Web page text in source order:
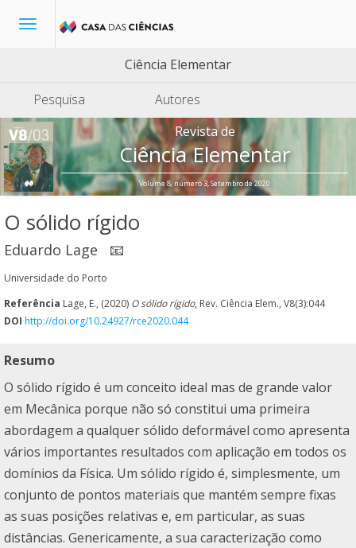
Toggle
Ciência Elementar
Pesquisa
Autores
Revista de
Ciência Elementar
Volume 8, número 3, Setembro de 2020
O sólido rígido
Eduardo Lage 📧
Universidade do Porto
Referência Lage, E., (2020) O sólido rígido, Rev. Ciência Elem., V8(3):044
DOI http://doi.org/10.24927/rce2020.044
Resumo
O sólido rígido é um conceito ideal mas de grande valor
em Mecânica porque não só constitui uma primeira
abordagem a qualquer sólido deformável como apresenta
vários importantes resultados com aplicação em todos os
domínios da Física. Um sólido rígido é, simplesmente, um
conjunto de pontos materiais que mantém sempre fixas
as suas posições relativas e, em particular, as suas
distâncias. Genericamente, a sua caracterização como